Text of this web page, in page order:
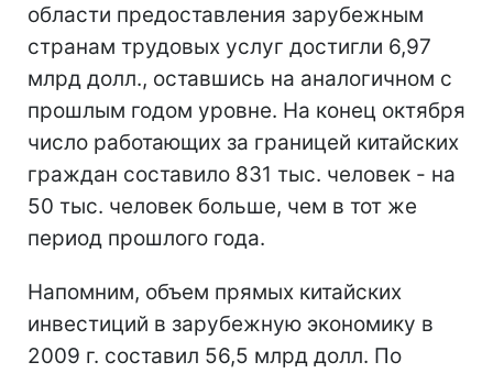
области предоставления зарубежным
странам трудовых услуг достигли 6,97
млрд долл., оставшись на аналогичном с
прошлым годом уровне. На конец октября
число работающих за границей китайских
граждан составило 831 тыс. человек - на
50 тыс. человек больше, чем в тот же
период прошлого года.
Напомним, объем прямых китайских
инвестиций в зарубежную экономику в
2009 г. составил 56,5 млрд долл. По